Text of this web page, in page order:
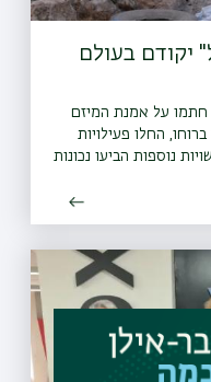
יקודם בעולם
חתמו על אמנת המיזם
החלו פעילויות
חינוך ואכיפה ברשויות ו-30 רשויות נוספות הביעו נכונות